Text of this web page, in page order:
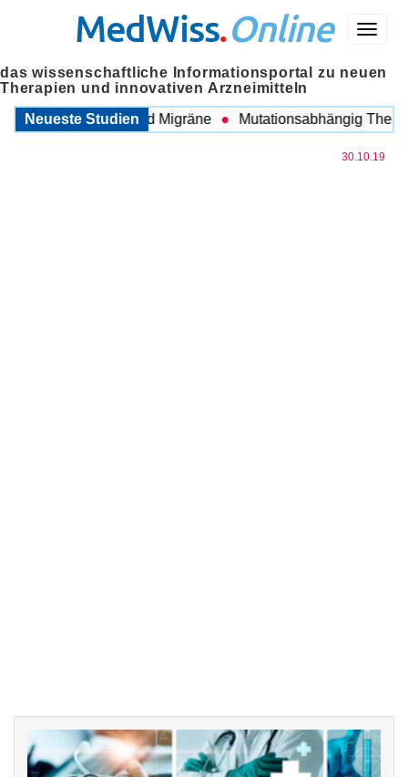
Menü
MedWiss.Online
das wissenschaftliche Informationsportal zu neuen
Therapien und innovativen Arzneimitteln
Neueste Studien
zwischen COPD und Migräne Mutationsabhängig
30.10.19